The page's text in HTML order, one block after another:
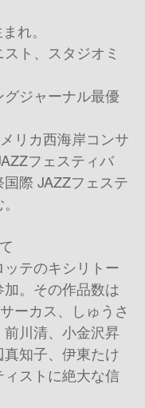
れ。
ト、スタジオミ
ジャーナル最優
リカ西海岸コンサ
フェスティバ
際 JAZZフェステ
テのキシリトー
。その作品数は
ーカス、しゅうさ
川清、小金沢昇
知子、伊東たけ
ストに絶大な信